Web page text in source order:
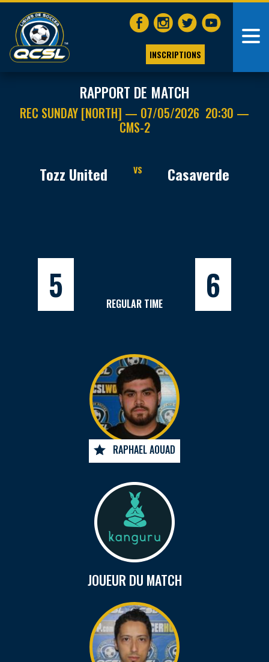
INSCRIPTIONS
RAPPORT DE MATCH
REC SUNDAY [NORTH] — 07/05/2026 20:30 —
CMS-2
Tozz United VS Casaverde
5 REGULAR TIME 6
RAPHAEL AOUAD
JOUEUR DU MATCH